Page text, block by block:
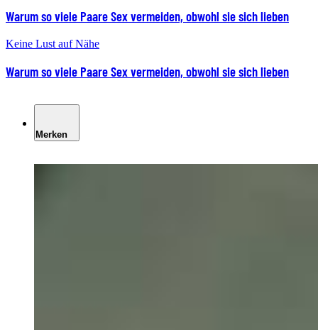
Warum so viele Paare Sex vermeiden, obwohl sie sich lieben
Keine Lust auf Nähe
Warum so viele Paare Sex vermeiden, obwohl sie sich lieben
Merken